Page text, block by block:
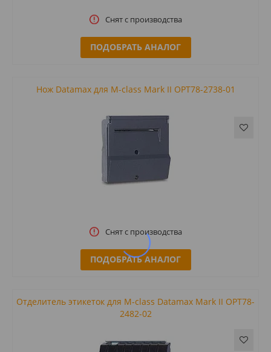
Снят с производства
ПОДОБРАТЬ АНАЛОГ
Нож Datamax для M-class Mark II OPT78-2738-01
Снят с производства
ПОДОБРАТЬ АНАЛОГ
Отделитель этикеток для M-class Datamax Mark II OPT78-
2482-02